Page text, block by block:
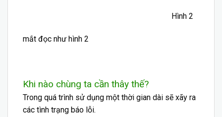
Hình 2
mắt đọc như hình 2
Khi nào chùng ta cần thây thế?
Trong quá trình sử dụng một thời gian dài sẽ xãy ra
các tình trạng báo lỗi.